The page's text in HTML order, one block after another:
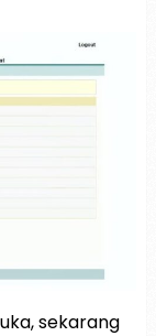
sekarang